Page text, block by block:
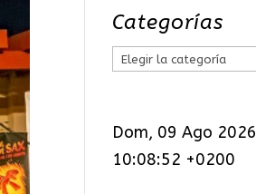
Categorías
C
e
g
Dom, 09 Ago 2026
10:08:53 +0200